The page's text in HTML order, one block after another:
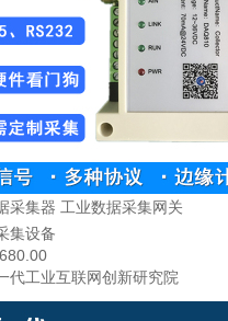
采集器 工业数据采集网关
集设备
代工业互联网创新研究院